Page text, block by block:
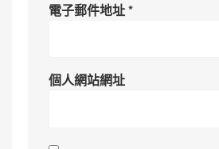
電子郵件地址*
個人網站網址